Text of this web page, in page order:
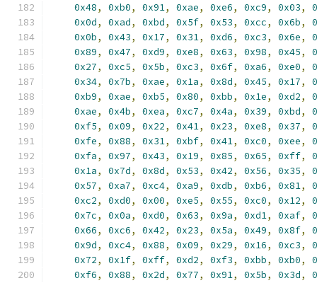
0x48, 0xb0, 0x91, 0xae, 0xe6, 0xc9, 0x03,
0x0d, 0xad, 0xbd, 0x5f, 0x53, 0xcc, 0x6b,
0x0b, 0x43, 0x17, 0x31, 0xd6, 0xc3, 0x6e,
0x89, 0x47, 0xd9, 0xe8, 0x63, 0x98, 0x45,
0x27, 0xc5, 0x5b, 0xc3, 0x6f, 0xa6, 0xe0,
0x34, 0x7b, 0xae, 0x1a, 0x8d, 0x45, 0x17,
0xb9, 0xae, 0xb5, 0x80, 0xbb, 0x1e, 0xd2,
0xae, 0x4b, 0xea, 0xc7, 0x4a, 0x39, 0xbd,
0xf5, 0x09, 0x22, 0x41, 0x23, 0xe8, 0x37,
0xfe, 0x88, 0x31, 0xbf, 0x41, 0xc0, 0xee,
0xfa, 0x97, 0x43, 0x19, 0x85, 0x65, 0xff,
0x1a, 0x7d, 0x8d, 0x53, 0x42, 0x56, 0x35,
0x57, 0xa7, 0xc4, 0xa9, 0xdb, 0xb6, 0x81,
0xc2, 0xd0, 0x00, 0xe5, 0x55, 0xc0, 0x12,
0x7c, 0x0a, 0xd0, 0x63, 0x9a, 0xd1, 0xaf,
0x66, 0xc6, 0x42, 0x23, 0x5a, 0x49, 0x8f,
0x9d, 0xc4, 0x88, 0x09, 0x29, 0x16, 0xc3,
0x72, 0x1f, 0xff, 0xd2, 0xf3, 0xbb, 0xb0,
0xf6, 0x88, 0x2d, 0x77, 0x91, 0x5b, 0x3d,